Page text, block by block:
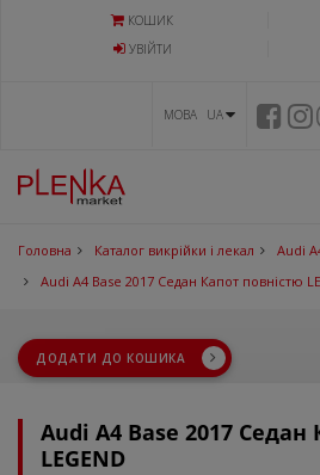
КОШИК
УВIЙТИ
МОВА UA
Головна Каталог викрійки і лекал
Audi
Audi A4 Base 2017 Седан Капот повністю
ДОДАТИ ДО КОШИКА
Audi A4 Base 2017 Седан
LEGEND